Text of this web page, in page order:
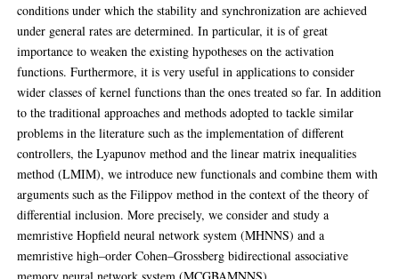
conditions under which the stability and synchronization are achieved
under general rates are determined. In particular, it is of great
importance to weaken the existing hypotheses on the activation
functions. Furthermore, it is very useful in applications to consider
wider classes of kernel functions than the ones treated so far. In addition
to the traditional approaches and methods adopted to tackle similar
problems in the literature such as the implementation of different
controllers, the Lyapunov method and the linear matrix inequalities
method (LMIM), we introduce new functionals and combine them with
arguments such as the Filippov method in the context of the theory of
differential inclusion. More precisely, we consider and study a
memristive Hopfield neural network system (MHNNS) and a
memristive high–order Cohen–Grossberg bidirectional associative